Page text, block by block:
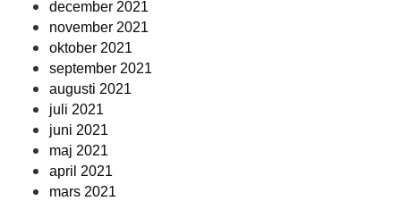
december 2021
november 2021
oktober 2021
september 2021
augusti 2021
juli 2021
juni 2021
maj 2021
april 2021
mars 2021